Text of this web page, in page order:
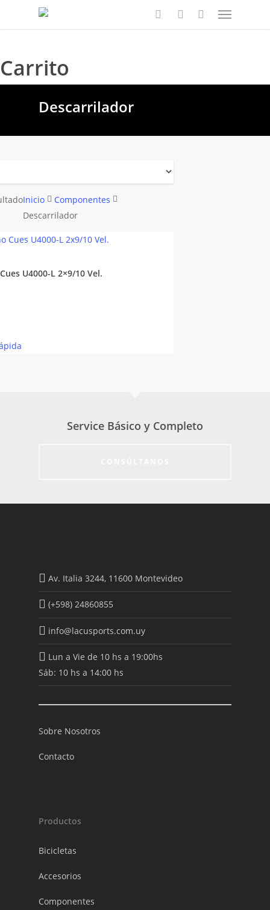
Carrito
Descarrilador
Inicio
Componentes
Descarrilador
U4000-L 2×9/10 Vel.
Service Básico y Completo
Av. Italia 3244, 11600 Montevideo
(+598) 24860855
info@lacusports.com.uy
Lun a Vie de 10 hs a 19:00hs
Sáb: 10 hs a 14:00 hs
Sobre Nosotros
Contacto
Productos
Bicicletas
Accesorios
Componentes